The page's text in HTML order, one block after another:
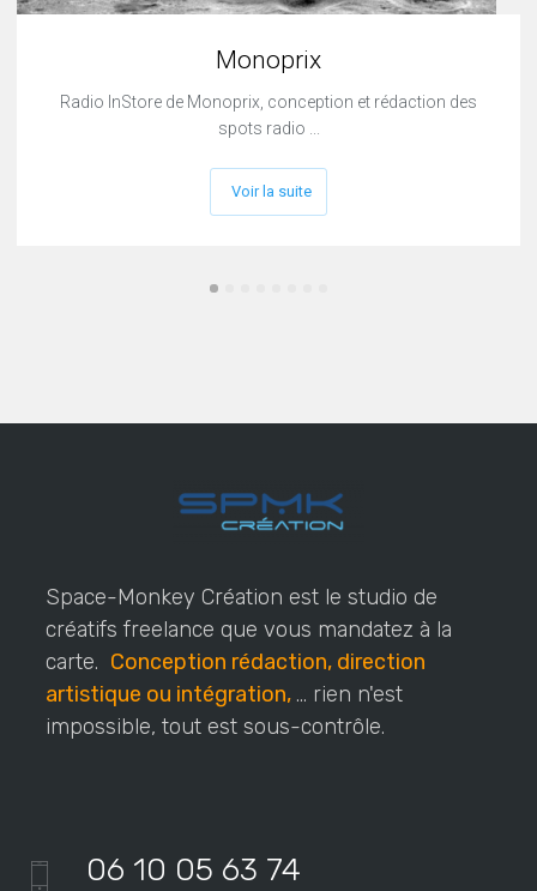
Monoprix
Radio InStore de Monoprix, conception et rédaction des
spots radio ...
Voir la suite
Space-Monkey Création est le studio de
créatifs freelance que vous mandatez à la
carte. Conception rédaction, direction
artistique ou intégration, ... rien n'est
impossible, tout est sous-contrôle.
06 10 05 63 74